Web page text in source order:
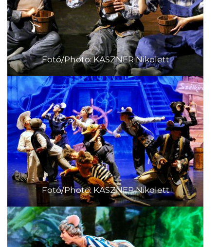
Fotó/Photo: KASZNER Nikolett
Fotó/Photo: KASZNER Nikolett